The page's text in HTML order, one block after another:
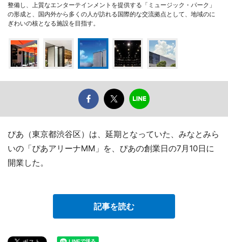
整備し、上質なエンターテインメントを提供する「ミュージック・パーク」
の形成と、国内外から多くの人が訪れる国際的な交流拠点として、地域のに
ぎわいの核となる施設を目指す。
ぴあ（東京都渋谷区）は、延期となっていた、みなとみら
いの「ぴあアリーナMM」を、ぴあの創業日の7月10日に
開業した。
記事を読む